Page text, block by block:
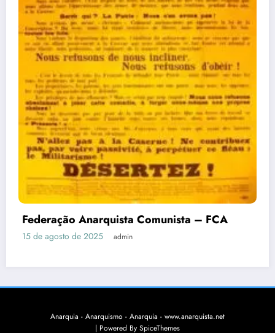
Federação Anarquista Comunista – FCA
15 de agosto de 2025 admin
Anarquia - Anarquismo - Anarquia - www.anarquista.net
| Powered By SpiceThemes